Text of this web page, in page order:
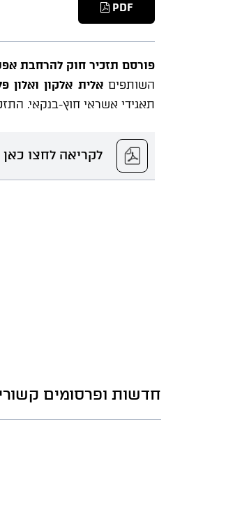
PDF
פורסם תזכיר חוק להרחבת
השותפיםאלית אלקון ואלון
תאגידי אשראי חוץ-בנקאי. התזכיר
לקריאה לחצו כאן
חדשות ופרסומים